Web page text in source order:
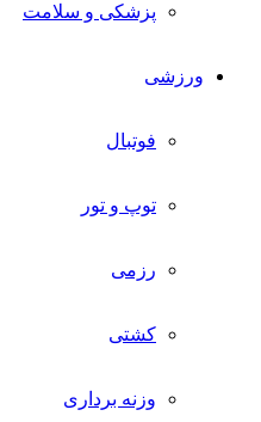
پزشکی و سلامت
ورزشی
فوتبال
توپ و تور
رزمی
کشتی
وزنه برداری